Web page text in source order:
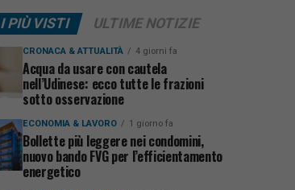
I PIÙ VISTI ULTIME NOTIZIE
CRONACA & ATTUALITÀ 4 giorni fa
Acqua da usare con cautela
nell’Udinese: ecco tutte le frazioni
sotto osservazione
ECONOMIA & LAVORO 1 giorno fa
Bollette più leggere nei condomini,
nuovo bando FVG per l’efficientamento
energetico